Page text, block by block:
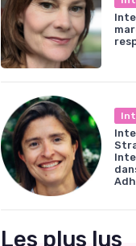
Les plus lus